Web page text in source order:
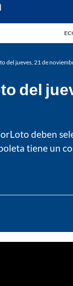
del jueves, 21 de
del
deben
tiene un